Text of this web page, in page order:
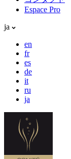
Espace Pro
ja
en
fr
es
de
it
ru
ja